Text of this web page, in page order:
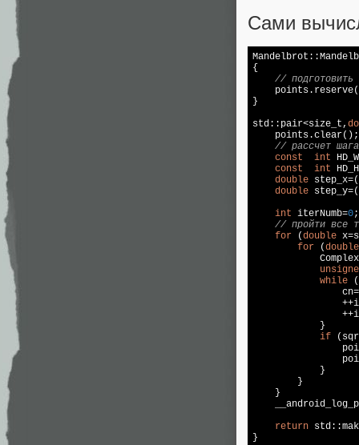
Сами
{
// подготовить
    points.reserve(
}
std::pair<size_t,
    points.clear();
// рассчет шага
const
int
const
int
double
double
int iterNumb=0;
// пройти все
for (double
for (double
while
            }
if
            }
        }
    }
return
}